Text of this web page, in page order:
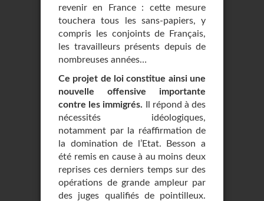
revenir en France : cette mesure
touchera tous les sans-papiers, y
compris les conjoints de Français,
les travailleurs présents depuis de
nombreuses années…
Ce projet de loi constitue ainsi une
nouvelle offensive importante
contre les immigrés. Il répond à des
nécessités idéologiques,
notamment par la réaffirmation de
la domination de l’Etat. Besson a
été remis en cause à au moins deux
reprises ces derniers temps sur des
opérations de grande ampleur par
des juges qualifiés de pointilleux.